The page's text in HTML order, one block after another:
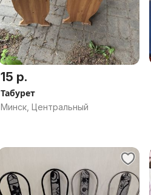
15 р.
Табурет
Минск, Центральный